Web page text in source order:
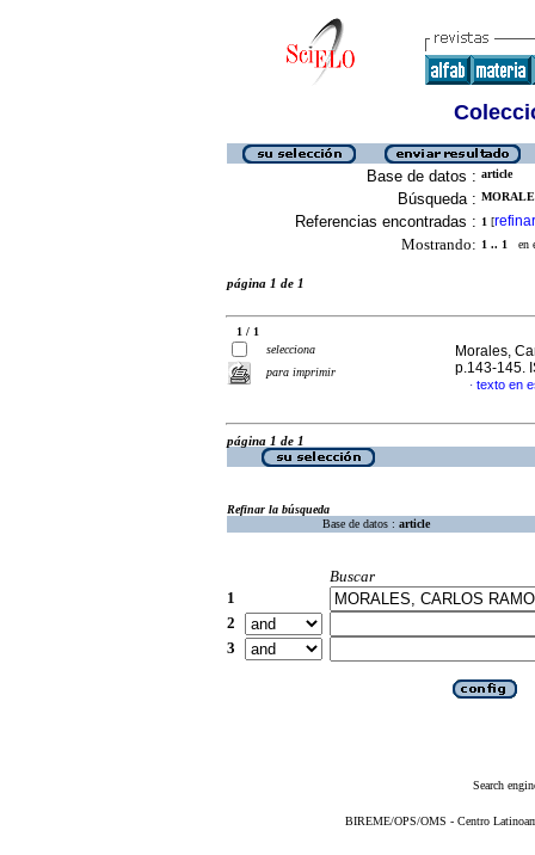
Base de datos : article
Búsqueda :
Referencias encontradas : 1 [refinar
Mostrando: 1 .. 1 en
página 1 de 1
1 / 1
selecciona
para imprimir
Morales,
p.143-145.
· texto en
página 1 de 1
Refinar la búsqueda
Base de datos : article
Buscar
1
2
3
Search
BIREME/OPS/OMS - Centro